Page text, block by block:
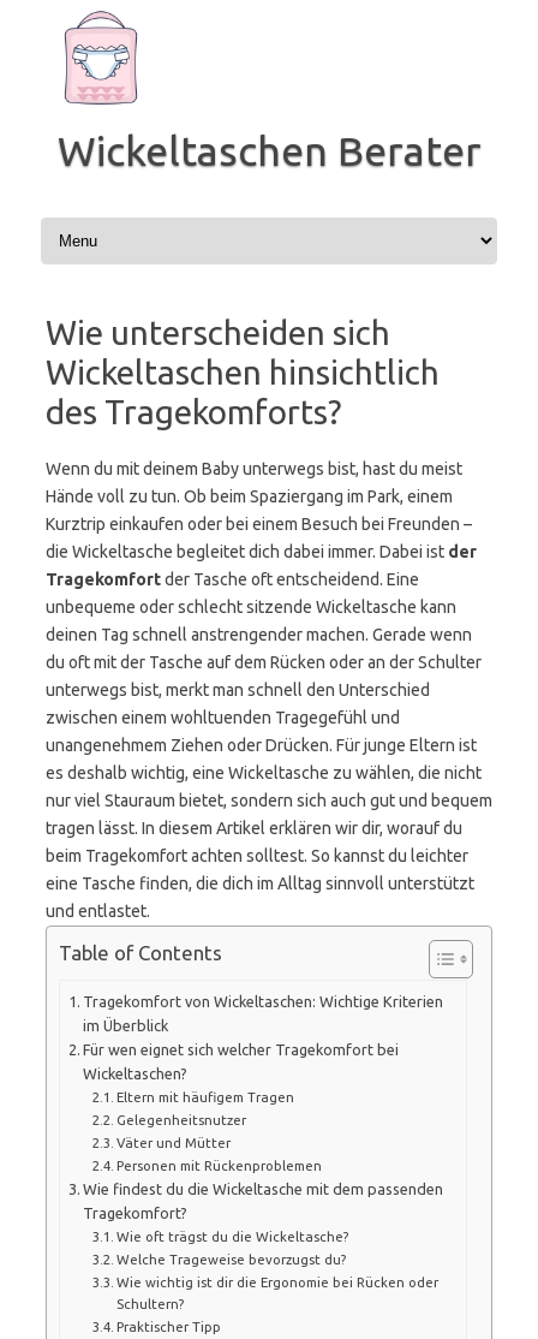
springen
Wickeltaschen Berater
Wie unterscheiden sich
Wickeltaschen hinsichtlich
des Tragekomforts?
Wenn du mit deinem Baby unterwegs bist, hast du meist
Hände voll zu tun. Ob beim Spaziergang im Park, einem
Kurztrip einkaufen oder bei einem Besuch bei Freunden –
die Wickeltasche begleitet dich dabei immer. Dabei ist der
Tragekomfortder Tasche oft entscheidend. Eine
unbequeme oder schlecht sitzende Wickeltasche kann
deinen Tag schnell anstrengender machen. Gerade wenn
du oft mit der Tasche auf dem Rücken oder an der Schulter
unterwegs bist, merkt man schnell den Unterschied
zwischen einem wohltuenden Tragegefühl und
unangenehmem Ziehen oder Drücken. Für junge Eltern ist
es deshalb wichtig, eine Wickeltasche zu wählen, die nicht
nur viel Stauraum bietet, sondern sich auch gut und bequem
tragen lässt. In diesem Artikel erklären wir dir, worauf du
beim Tragekomfort achten solltest. So kannst du leichter
eine Tasche finden, die dich im Alltag sinnvoll unterstützt
und entlastet.
Table of Contents
Tragekomfort von Wickeltaschen: Wichtige Kriterien
im Überblick
Für wen eignet sich welcher Tragekomfort bei
Wickeltaschen?
Eltern mit häufigem Tragen
Gelegenheitsnutzer
Väter und Mütter
Personen mit Rückenproblemen
Wie findest du die Wickeltasche mit dem passenden
Tragekomfort?
Wie oft trägst du die Wickeltasche?
Welche Trageweise bevorzugst du?
Wie wichtig ist dir die Ergonomie bei Rücken oder
Schultern?
Praktischer Tipp